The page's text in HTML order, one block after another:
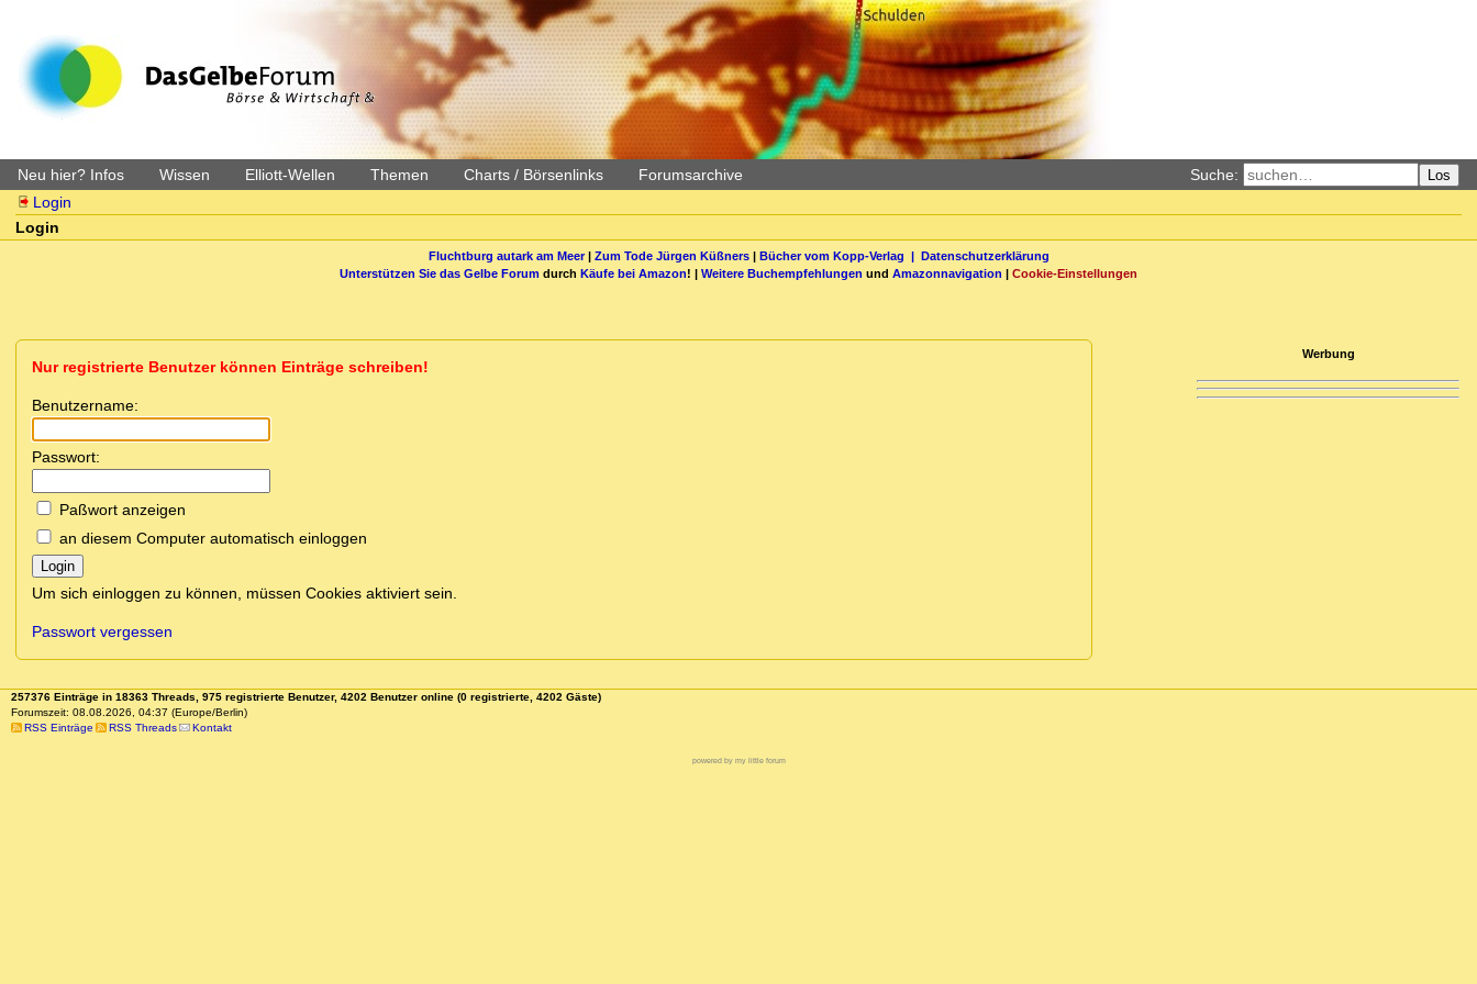
Neu hier? Infos Wissen Elliott-Wellen Themen Charts / Börsenlinks Forumsarchive Suche: Los
Login
Login
Fluchtburg autark am Meer| Zum Tode Jürgen Küßners| Bücher vom Kopp-Verlag | Datenschutzerklärung
Unterstützen Sie das Gelbe Forum durch Käufe bei Amazon! | Weitere Buchempfehlungen und Amazonnavigation | Cookie-Einstellungen
Nur registrierte Benutzer können Einträge schreiben!
Benutzername:
Passwort:
Paßwort anzeigen
an diesem Computer automatisch einloggen
Login
Um sich einloggen zu können, müssen Cookies aktiviert sein.
Passwort vergessen
Werbung
257376 Einträge in 18363 Threads, 975 registrierte Benutzer, 4202 Benutzer online (0 registrierte, 4202 Gäste)
Forumszeit: 08.08.2026, 04:37 (Europe/Berlin)
RSS Einträge
RSS Threads Kontakt
powered by my little forum